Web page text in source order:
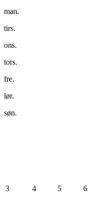
man.
tirs.
ons.
tors.
fre.
lør.
søn.
3 4 5 6